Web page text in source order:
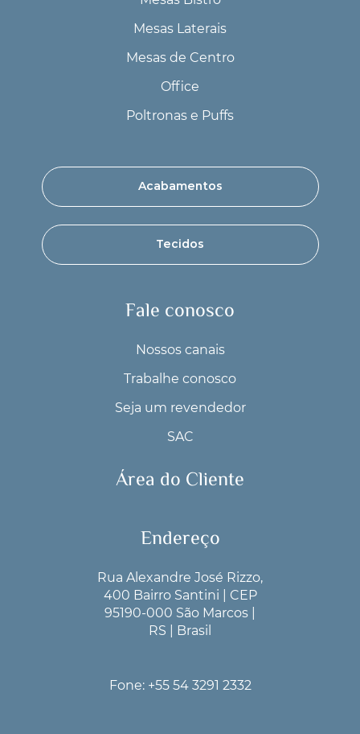
Endereço
Rua Alexandre José Rizzo,
400 Bairro Santini | CEP
95190-000 São Marcos |
RS | Brasil
Fone: +55 54 3291 2332
Mesas Laterais
Mesas de Centro
Office
Poltronas e Puffs
Acabamentos
Tecidos
Fale conosco
Nossos canais
Trabalhe conosco
Seja um revendedor
SAC
Área do Cliente